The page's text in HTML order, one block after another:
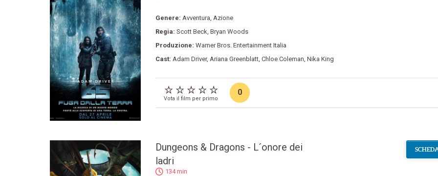
Genere: Avventura Azione
Regia: Scott Beck Bryan Woods
Produzione: Warner Bros. Entertainment Italia
Cast: Adam Driver, Ariana Greenblatt, Chloe Coleman Nika King
Vota il film per primo
0
Dungeons & Dragons - L´onore dei
ladri
134 min